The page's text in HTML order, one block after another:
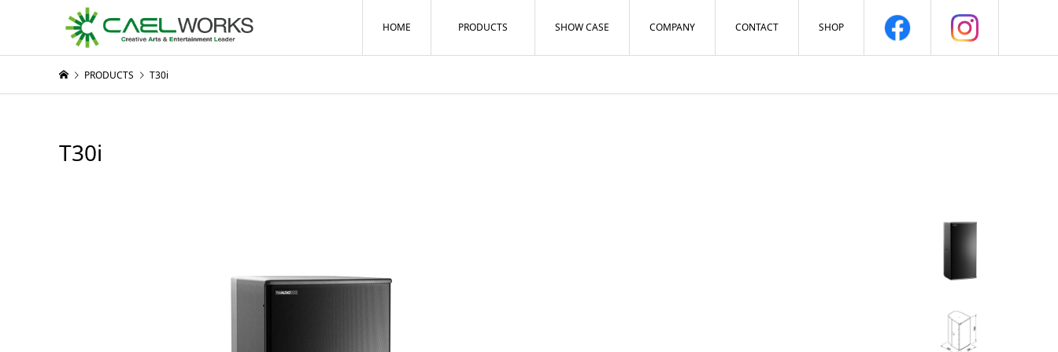
HOME PRODUCTS SHOW CASE COMPANY CONTACT SHOP
PRODUCTS T30i
T30i